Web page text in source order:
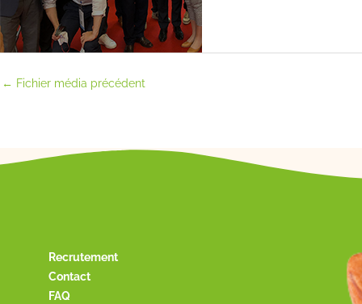
← Fichier média précédent
Recrutement
Contact
FAQ